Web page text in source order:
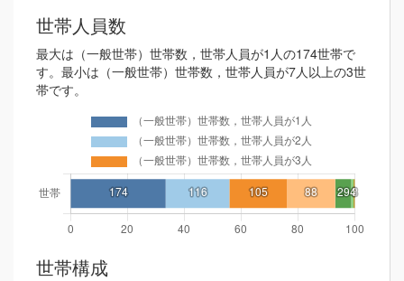
世帯人員数
最大は（一般世帯）世帯数，世帯人員が1人の174世帯で
す。最小は（一般世帯）世帯数，世帯人員が7人以上の3世
帯です。
世帯構成